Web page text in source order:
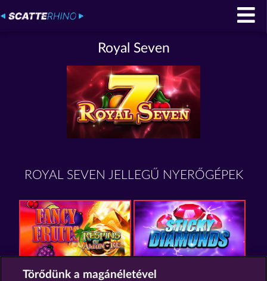
Royal Seven
ROYAL SEVEN JELLEGŰ NYERŐGÉPEK
Fancy Fruits RoAR Sticky Diamonds
Törődünk a magánéletével